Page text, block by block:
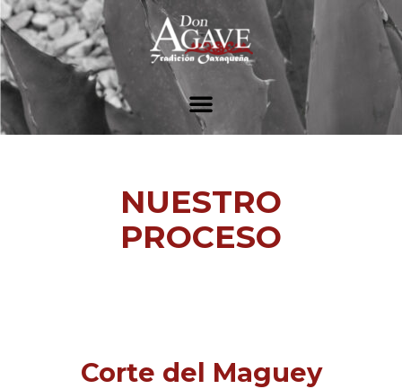
NUESTRO
PROCESO
Corte del Maguey